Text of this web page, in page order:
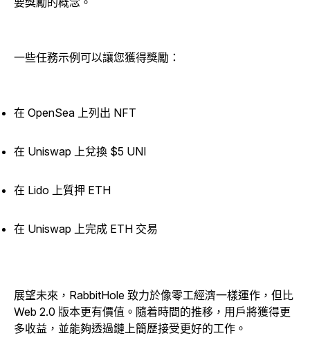
一些任務示例可以讓您獲得獎勵：
在 OpenSea 上列出 NFT
在 Uniswap 上兌換 $5 UNI
在 Lido 上質押 ETH
在 Uniswap 上完成 ETH 交易
展望未來，RabbitHole 致力於像零工經濟一樣運作，但比
Web 2.0 版本更有價值。隨着時間的推移，用戶將獲得更
多收益，並能夠透過鏈上簡歷接受更好的工作。